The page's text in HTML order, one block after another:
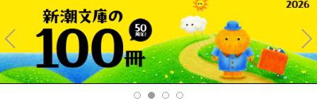
Pre
v
Ne
xt